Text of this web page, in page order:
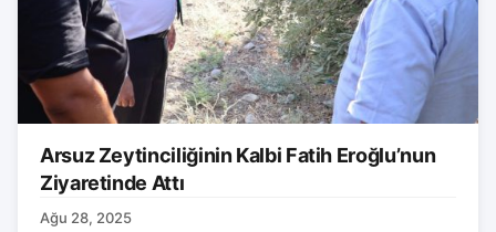
Arsuz Zeytinciliğinin Kalbi Fatih Eroğlu’nun
Ziyaretinde Attı
Ağu 28, 2025